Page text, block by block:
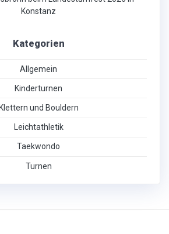
Konstanz
Kategorien
Allgemein
Kinderturnen
Klettern und Bouldern
Leichtathletik
Taekwondo
Turnen